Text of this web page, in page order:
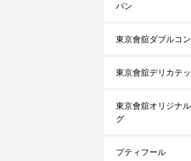
パン
東京會舘ダブルコ
東京會舘デリカテ
東京會舘オリジナ
グ
プティフール